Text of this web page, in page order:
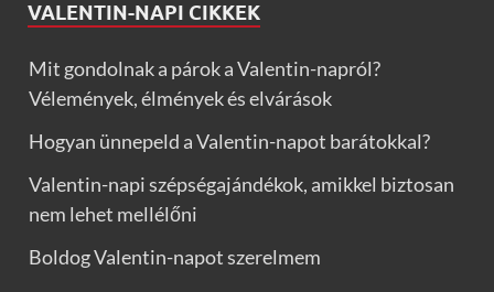
VALENTIN-NAPI CIKKEK
Mit gondolnak a párok a Valentin-napról?
Vélemények, élmények és elvárások
Hogyan ünnepeld a Valentin-napot barátokkal?
Valentin-napi szépségajándékok, amikkel biztosan
nem lehet mellélőni
Boldog Valentin-napot szerelmem